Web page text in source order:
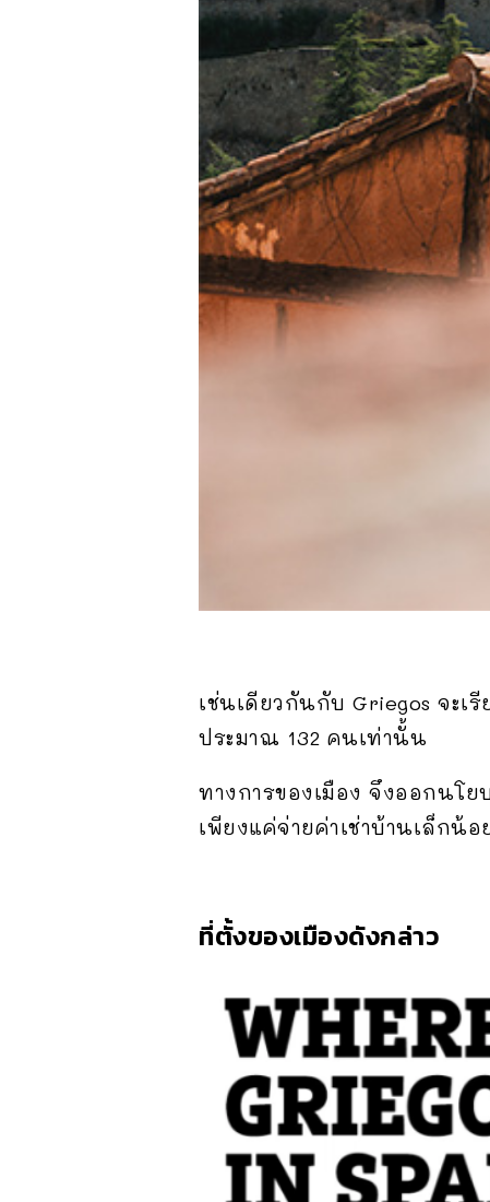
เช่นเดียวกันกับ Griegos จะเ
ประมาณ 132 คนเท่านั้น
ทางการของเมือง จึงออกนโย
เพียงแค่จ่ายค่าเช่าบ้านเล็กน้
ที่ตั้งของเมืองดังกล่าว